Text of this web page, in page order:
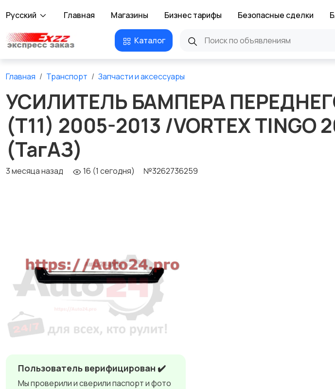
Русский Главная Магазины Бизнес тарифы Безопасные сделки
Каталог
Главная Транспорт Запчасти и аксессуары
УСИЛИТЕЛЬ БАМПЕРА ПЕРЕДНЕГО
(T11) 2005-2013 /VORTEX TINGO
(ТагАЗ)
3 месяца назад 16 (1 сегодня) №3262736259
Пользователь верифицирован ✔️
Мы проверили и сверили паспорт и фото